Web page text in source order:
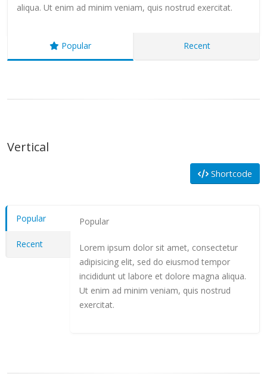
aliqua. Ut enim ad minim veniam, quis nostrud exercitat.
Popular Recent
Vertical
Shortcode
Popular
Recent
Popular
Lorem ipsum dolor sit amet, consectetur
adipisicing elit, sed do eiusmod tempor
incididunt ut labore et dolore magna aliqua.
Ut enim ad minim veniam, quis nostrud
exercitat.